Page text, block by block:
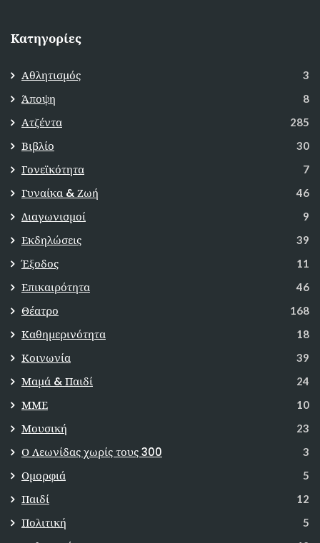
Κατηγορίες
Αθλητισμός 3
Άποψη 8
Ατζέντα 285
Βιβλίο 30
Γονεϊκότητα 7
Γυναίκα & Ζωή 46
Διαγωνισμοί 9
Εκδηλώσεις 39
Έξοδος 11
Επικαιρότητα 46
Θέατρο 168
Καθημερινότητα 18
Κοινωνία 39
Μαμά & Παιδί 24
ΜΜΕ 10
Μουσική 23
Ο Λεωνίδας χωρίς τους 300 3
Ομορφιά 5
Παιδί 12
Πολιτική 5